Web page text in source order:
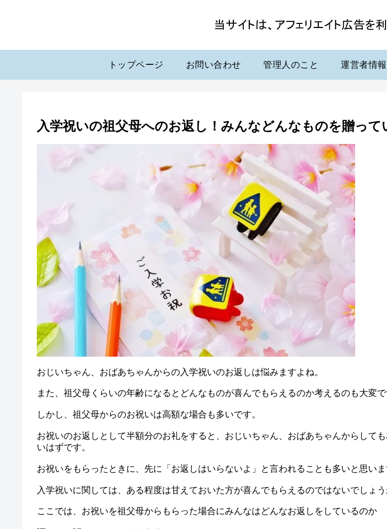
トップページ お問い合わせ 管理人のこと 運営者情報
入学祝いの祖父母へのお返し！みんなどんなものを贈って
おじいちゃん、おばあちゃんからの入学祝いのお返しは悩みますよね。
また、祖父母くらいの年齢になるとどんなものが喜んでもらえるのか考えるのも大変で
しかし、祖父母からのお祝いは高額な場合も多いです。
お祝いのお返しとして半額分のお礼をすると、おじいちゃん、おばあちゃんからして
いはずです。
お祝いをもらったときに、先に「お返しはいらないよ」と言われることも多いと思いま
入学祝いに関しては、ある程度は甘えておいた方が喜んでもらえるのではないでしょう
ここでは、お祝いを祖父母からもらった場合にみんなはどんなお返しをしているのか